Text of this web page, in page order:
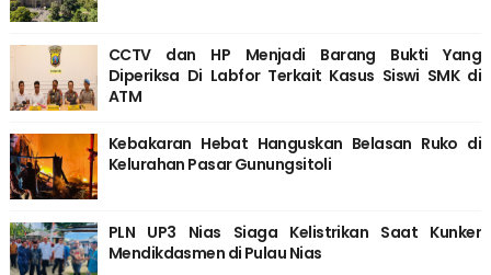
CCTV dan HP Menjadi Barang Bukti Yang
Diperiksa Di Labfor Terkait Kasus Siswi SMK di
ATM
Kebakaran Hebat Hanguskan Belasan Ruko di
Kelurahan Pasar Gunungsitoli
PLN UP3 Nias Siaga Kelistrikan Saat Kunker
Mendikdasmen di Pulau Nias